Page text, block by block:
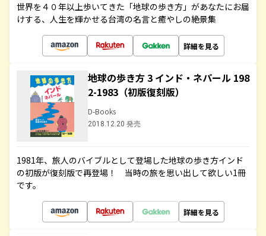
世界を４０年以上歩いてきた「地球の歩き方」があなたにお届
けする、人生を輝かせる台湾の名言と癒やしの絶景集
詳細を見る
地球の歩き方 3 インド・ネパール 198
2-1983（初版復刻版）
D-Books
2018.12.20 発売
1981年、旅人のバイブルとして登場した地球の歩き方インド
の初版が復刻版で再登場！ 当時の旅を思い出して欲しい1冊
です。
詳細を見る